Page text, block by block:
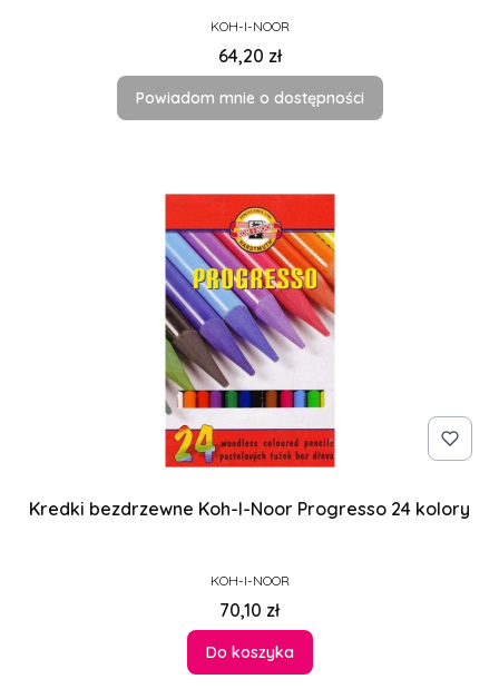
PRODUCENT
KOH-I-NOOR
Cena
64,20 zł
Powiadom mnie o dostępności
Kredki bezdrzewne Koh-I-Noor Progresso 24 kolory
PRODUCENT
KOH-I-NOOR
Cena
70,10 zł
Do koszyka